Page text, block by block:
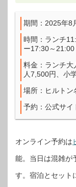
期間：2025年8
時間：ランチ
ー17:30～21:00
料金：ランチ
人7,500円、小
場所：ヒルトン
予約：公式サイ
オンライン予約は
能。当日は混雑が
す。宿泊とセット